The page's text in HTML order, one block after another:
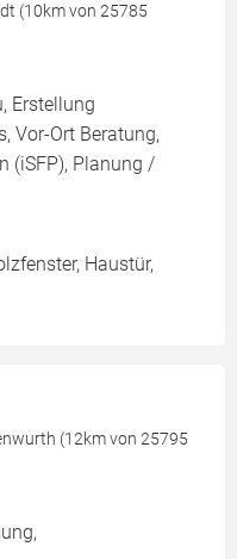
(10km von 25785
Erstellung
Vor-Ort Beratung,
(iSFP), Planung /
Haustür,
(12km von 25795